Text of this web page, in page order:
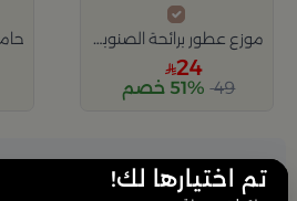
تم اختيارها لك!
موزع عطور برائحة الصنوبر والأوكالبتوس 100 مل
24
49 51% خصم